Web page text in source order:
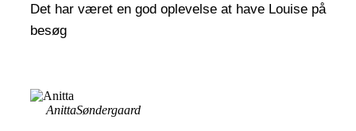
Det har været en god oplevelse at have Louise på
besøg
AnittaSøndergaard